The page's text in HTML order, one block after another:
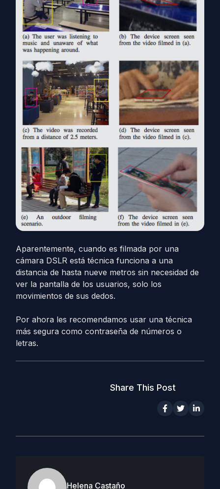
Aparentemente, cuando es filmada por una
cámara DSLR está técnica funciona a una
distancia de hasta nueve metros sin necesidad de
ver la pantalla de los usuarios, solo los
movimientos de sus dedos.
Por ahora les recomendamos usar una técnica
más segura como contraseña de números o
letras.
Share This Post
Helena Castaño